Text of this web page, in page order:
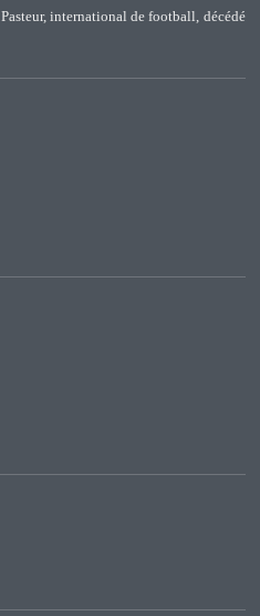
international de football, décédé